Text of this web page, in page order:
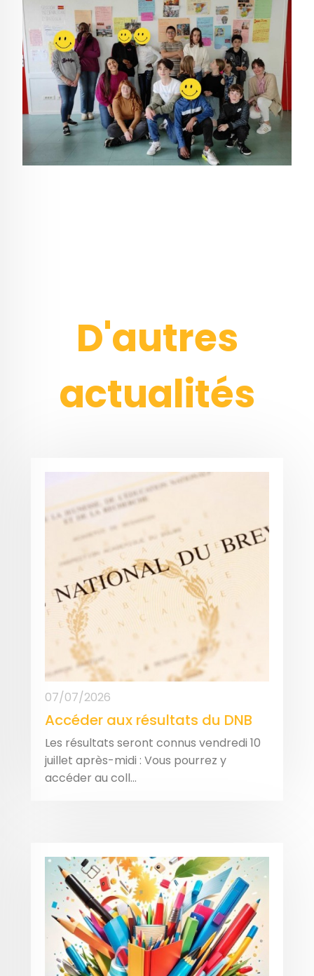
D'autres
actualités
07/07/2026
Accéder aux résultats du DNB
Les résultats seront connus vendredi 10
juillet après-midi : Vous pourrez y
accéder au coll...